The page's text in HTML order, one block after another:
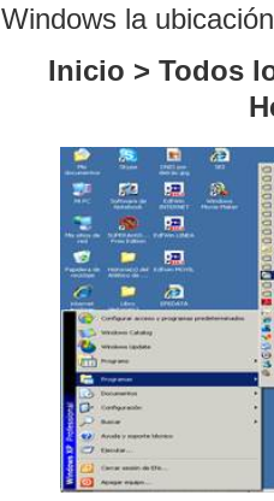
Windows la
Inicio > Todos